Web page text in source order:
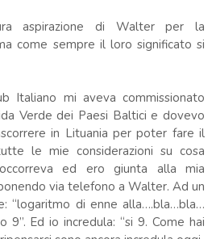
aspirazione di Walter per la
come sempre il loro significato si
Italiano mi aveva commissionato
Verde dei Paesi Baltici e dovevo
in Lituania per poter fare il
le mie considerazioni su cosa
ed ero giunta alla mia
via telefono a Walter. Ad un
“logaritmo di enne alla….bla…bla…
9”. Ed io incredula: “si 9. Come hai